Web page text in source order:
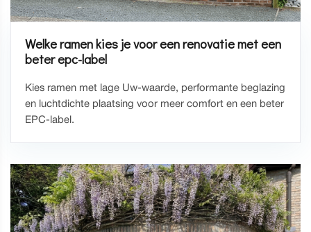
Welke ramen kies je voor een renovatie met een
beter epc-label
Kies ramen met lage Uw-waarde, performante beglazing
en luchtdichte plaatsing voor meer comfort en een beter
EPC-label.